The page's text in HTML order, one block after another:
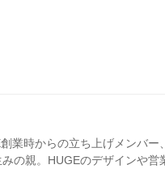
業時からの立ち上げメンバ
の親。HUGEのデザインや